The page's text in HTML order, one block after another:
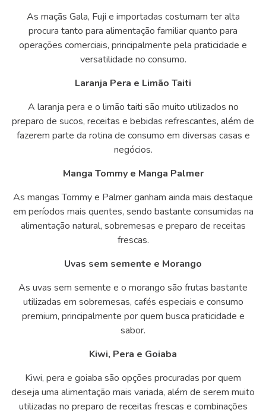
As maçãs Gala, Fuji e importadas costumam ter alta
procura tanto para alimentação familiar quanto para
operações comerciais, principalmente pela praticidade e
versatilidade no consumo.
Laranja Pera e Limão Taiti
A laranja pera e o limão taiti são muito utilizados no
preparo de sucos, receitas e bebidas refrescantes, além de
fazerem parte da rotina de consumo em diversas casas e
negócios.
Manga Tommy e Manga Palmer
As mangas Tommy e Palmer ganham ainda mais destaque
em períodos mais quentes, sendo bastante consumidas na
alimentação natural, sobremesas e preparo de receitas
frescas.
Uvas sem semente e Morango
As uvas sem semente e o morango são frutas bastante
utilizadas em sobremesas, cafés especiais e consumo
premium, principalmente por quem busca praticidade e
sabor.
Kiwi, Pera e Goiaba
Kiwi, pera e goiaba são opções procuradas por quem
deseja uma alimentação mais variada, além de serem muito
utilizadas no preparo de receitas frescas e combinações